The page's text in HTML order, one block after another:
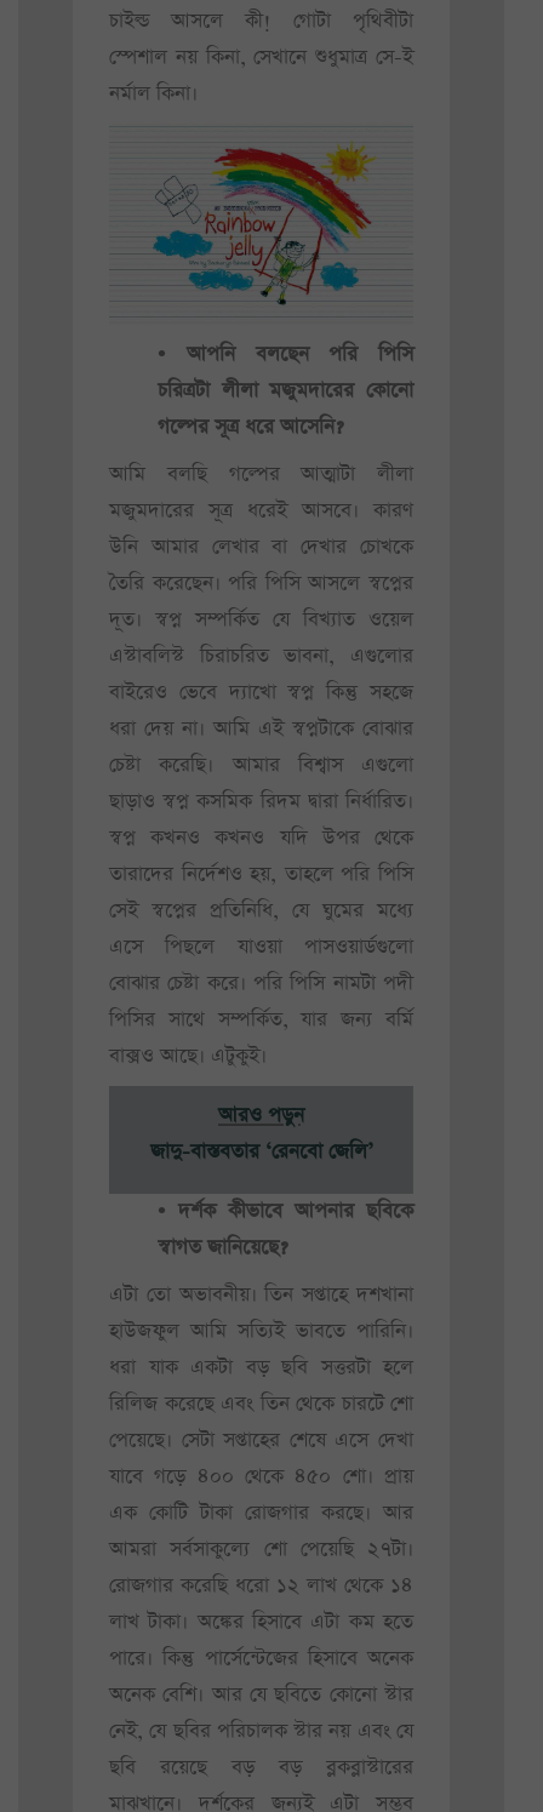
চাইল্ড আসলে কী! গোটা পৃথিবীটা
স্পেশাল নয় কিনা, সেখানে শুধুমাত্র সে-ই
নর্মাল কিনা।
• আপনি বলছেন পরি পিসি
চরিত্রটা লীলা মজুমদারের কোনো
গল্পের সূত্র ধরে আসেনি?
আমি বলছি গল্পের আত্মাটা লীলা
মজুমদারের সূত্র ধরেই আসবে। কারণ
উনি আমার লেখার বা দেখার চোখকে
তৈরি করেছেন। পরি পিসি আসলে স্বপ্নের
দূত। স্বপ্ন সম্পর্কিত যে বিখ্যাত ওয়েল
এস্টাবলিস্ট চিরাচরিত ভাবনা, এগুলোর
বাইরেও ভেবে দ্যাখো স্বপ্ন কিন্তু সহজে
ধরা দেয় না। আমি এই স্বপ্নটাকে বোঝার
চেষ্টা করেছি। আমার বিশ্বাস এগুলো
ছাড়াও স্বপ্ন কসমিক রিদম দ্বারা নির্ধারিত।
স্বপ্ন কখনও কখনও যদি উপর থেকে
তারাদের নির্দেশও হয়, তাহলে পরি পিসি
সেই স্বপ্নের প্রতিনিধি, যে ঘুমের মধ্যে
এসে পিছলে যাওয়া পাসওয়ার্ডগুলো
বোঝার চেষ্টা করে। পরি পিসি নামটা পদী
পিসির সাথে সম্পর্কিত, যার জন্য বর্মি
বাক্সও আছে। এটুকুই।
আরও পড়ুন
জাদু-বাস্তবতার ‘রেনবো জেলি’
• দর্শক কীভাবে আপনার ছবিকে
স্বাগত জানিয়েছে?
এটা তো অভাবনীয়। তিন সপ্তাহে দশখানা
হাউজফুল আমি সত্যিই ভাবতে পারিনি।
ধরা যাক একটা বড় ছবি সত্তরটা হলে
রিলিজ করেছে এবং তিন থেকে চারটে শো
পেয়েছে। সেটা সপ্তাহের শেষে এসে দেখা
যাবে গড়ে ৪০০ থেকে ৪৫০ শো। প্রায়
এক কোটি টাকা রোজগার করছে। আর
আমরা সর্বসাকুল্যে শো পেয়েছি ২৭টা।
রোজগার করেছি ধরো ১২ লাখ থেকে ১৪
লাখ টাকা। অঙ্কের হিসাবে এটা কম হতে
পারে। কিন্তু পার্সেন্টেজের হিসাবে অনেক
অনেক বেশি। আর যে ছবিতে কোনো স্টার
নেই, যে ছবির পরিচালক স্টার নয় এবং যে
ছবি রয়েছে বড় বড় ব্লকব্লাস্টারের
মাঝখানে। দর্শকের জন্যই এটা সম্ভব